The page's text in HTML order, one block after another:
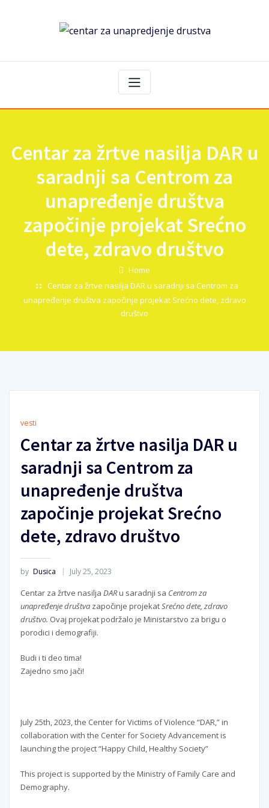
Centar za žrtve nasilja DAR u
saradnji sa Centrom za
unapređenje društva
započinje projekat Srećno
dete, zdravo društvo
Home
Centar za žrtve nasilja DAR u saradnji sa Centrom za
unapređenje društva započinje projekat Srećno dete, zdravo
društvo
vesti
Centar za žrtve nasilja DAR u
saradnji sa Centrom za
unapređenje društva
započinje projekat Srećno
dete, zdravo društvo
by Dusica July 25, 2023
Centar za žrtve nasilja DARu saradnji sa Centrom za
unapređenje društvazapočinje projekatSrećno dete, zdravo
društvo. Ovaj projekat podržalo je Ministarstvo za brigu o
porodici i demografiji.
Budi i ti deo tima!
Zajedno smo jači!
July 25th, 2023, the Center for Victims of Violence “DAR,” in
collaboration with the Center for Society Advancement is
launching the project “Happy Child, Healthy Society”
This project is supported by the Ministry of Family Care and
Demography.